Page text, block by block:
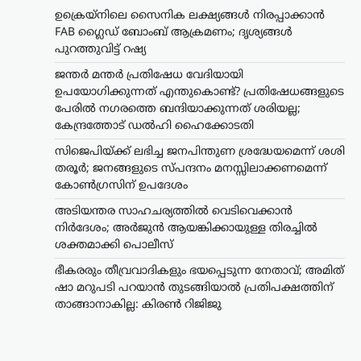
ഉക്രെയ്നിലെ സൈനിക ലക്ഷ്യങ്ങൾ നിരപ്പാക്കാൻ
FAB ഗ്ലൈഡ് ബോംബ് ആക്രമണം; ദൃശ്യങ്ങൾ
പുറത്തുവിട്ട് റഷ്യ
ജന്തർ മന്തർ പ്രതിഷേധ വേദിയായി
ഉപയോഗിക്കുന്നത് എന്തുകൊണ്ട്? പ്രതിഷേധങ്ങളുടെ
പേരിൽ നഗരത്തെ ബന്ദിയാക്കുന്നത് ശരിയല്ല;
കേന്ദ്രത്തോട് ഡൽഹി ഹൈക്കോടതി
സിജെപിയ്ക്ക് ലഭിച്ച ജനപിന്തുണ ശ്രദ്ധേയമെന്ന് ശശി
തരൂർ; ജനങ്ങളുടെ സ്പന്ദനം മനസ്സിലാക്കണമെന്ന്
കോൺഗ്രസിന് ഉപദേശം
അടിയന്തര സാഹചര്യത്തിൽ വെടിവെക്കാൻ
നിർദേശം; അർജുൻ ആയങ്കിക്കായുള്ള തിരച്ചിൽ
ശക്തമാക്കി പൊലീസ്
ഭീകരരും തീവ്രവാദികളും ഭയപ്പെടുന്ന നേതാവ്; അമിത്
ഷാ മറുപടി പറയാൻ തുടങ്ങിയാൽ പ്രതിപക്ഷത്തിന്
താങ്ങാനാകില്ല: കിരൺ റിജിജു
ട്രെൻഡിംഗ്,ദേശീയം,രാഷ്ട്രീയം
ഭീകരരും തീവ്രവാദികളും
ഭയപ്പെടുന്ന നേതാവ്;
അമിത് ഷാ മറുപടി
പറയാൻ തുടങ്ങിയാൽ